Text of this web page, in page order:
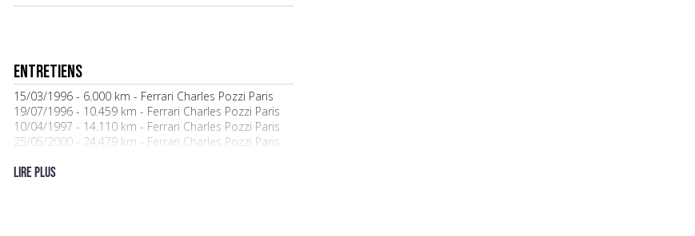
ENTRETIENS
15/03/1996 - 6.000 km - Ferrari Charles Pozzi Paris
19/07/1996 - 10.459 km - Ferrari Charles Pozzi Paris
10/04/1997 - 14.110 km - Ferrari Charles Pozzi Paris
25/05/2000 - 24.479 km - Ferrari Charles Pozzi Paris
05/06/2001 - 27.093 km - Ferrari Charles Pozzi Paris
Lire plus